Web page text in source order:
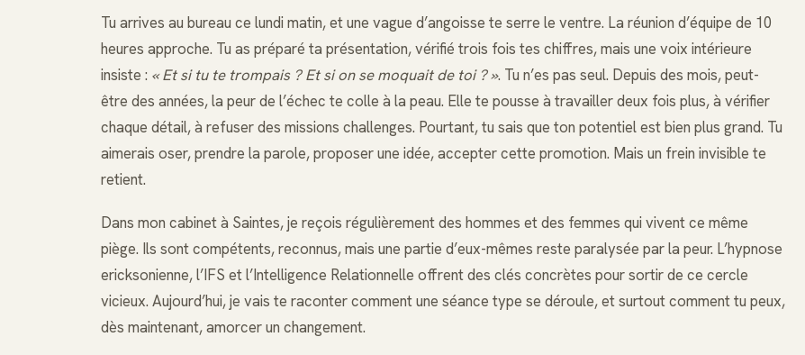
Tu arrives au bureau ce lundi matin, et une vague d’angoisse te serre le ventre. La réunion d’équipe de 10
heures approche. Tu as préparé ta présentation, vérifié trois fois tes chiffres, mais une voix intérieure
insiste : « Et si tu te trompais ? Et si on se moquait de toi ? ». Tu n’es pas seul. Depuis des mois, peut-
être des années, la peur de l’échec te colle à la peau. Elle te pousse à travailler deux fois plus, à vérifier
chaque détail, à refuser des missions challenges. Pourtant, tu sais que ton potentiel est bien plus grand. Tu
aimerais oser, prendre la parole, proposer une idée, accepter cette promotion. Mais un frein invisible te
retient.
Dans mon cabinet à Saintes, je reçois régulièrement des hommes et des femmes qui vivent ce même
piège. Ils sont compétents, reconnus, mais une partie d’eux-mêmes reste paralysée par la peur. L’hypnose
ericksonienne, l’IFS et l’Intelligence Relationnelle offrent des clés concrètes pour sortir de ce cercle
vicieux. Aujourd’hui, je vais te raconter comment une séance type se déroule, et surtout comment tu peux,
dès maintenant, amorcer un changement.